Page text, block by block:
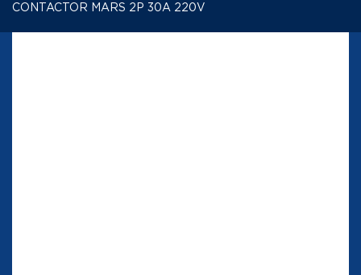
CONTACTOR MARS 2P 30A 220V